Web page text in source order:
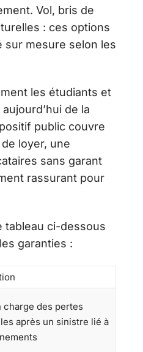
Vol, bris de
: ces options
sur mesure selon les
les étudiants et
de la
public couvre
loyer, une
sans garant
rassurant pour
tableau ci-dessous
garanties :
charge des pertes
après un sinistre lié à